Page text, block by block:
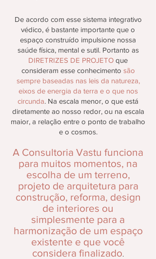
De acordo com esse sistema integrativo
védico, é bastante importante que o
espaço construído impulsione nossa
saúde física, mental e sutil. Portanto as
DIRETRIZES DE PROJETO que
consideram esse conhecimento são
sempre baseadas nas leis da natureza,
eixos de energia da terra e o que nos
circunda. Na escala menor, o que está
diretamente ao nosso redor, ou na escala
maior, a relação entre o ponto de trabalho
e o cosmos.
A Consultoria Vastu funciona
para muitos momentos, na
escolha de um terreno,
projeto de arquitetura para
construção, reforma, design
de interiores ou
simplesmente para a
harmonização de um espaço
existente e que você
considera finalizado.